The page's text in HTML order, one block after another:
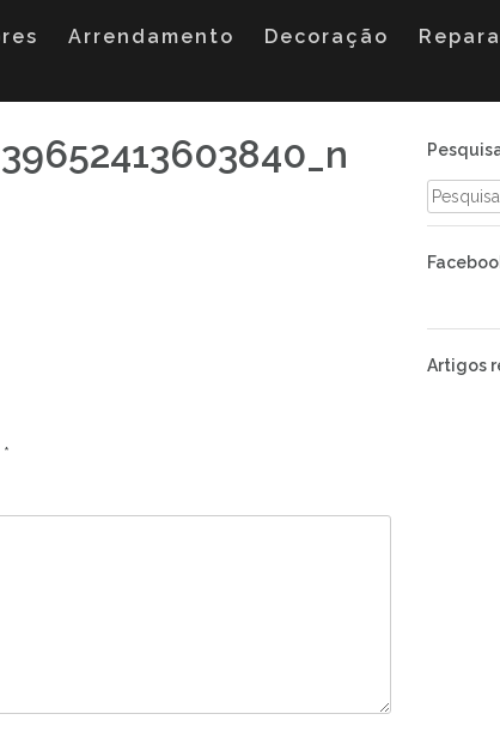
Arrendamento Decoração
*
Pesquisar
por:
Artigos